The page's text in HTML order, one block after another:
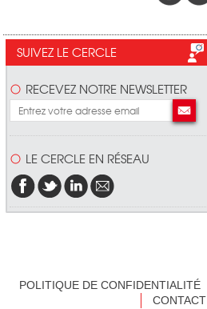
SUIVEZ LE CERCLE
RECEVEZ NOTRE NEWSLETTER
LE CERCLE EN RÉSEAU
POLITIQUE DE CONFIDENTIALITÉ
CONTACT